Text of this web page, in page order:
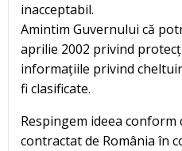
inacceptabil.
Amintim Guvernului că
aprilie 2002 privind
informațiile privind
fi clasificate.
Respingem ideea conform
contractat de România în